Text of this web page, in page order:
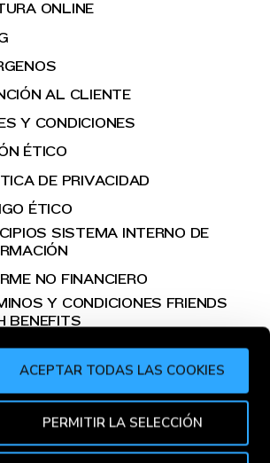
ACEPTAR TODAS LAS COOKIES
PERMITIR LA SELECCIÓN
ONLINE
AL CLIENTE
Y CONDICIONES
ÉTICO
DE PRIVACIDAD
ÉTICO
SISTEMA INTERNO DE
NO FINANCIERO
Y CONDICIONES FRIENDS
BENEFITS